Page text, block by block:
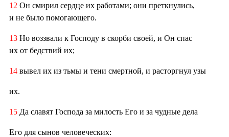
12 Он смирил сердце их работами; они преткнулись,
и не было помогающего.
13 Но воззвали к Господу в скорби своей, и Он спас
их от бедствий их;
14 вывел их из тьмы и тени смертной, и расторгнул узы
их.
15 Да славят Господа за милость Его и за чудные дела
Его для сынов человеческих: